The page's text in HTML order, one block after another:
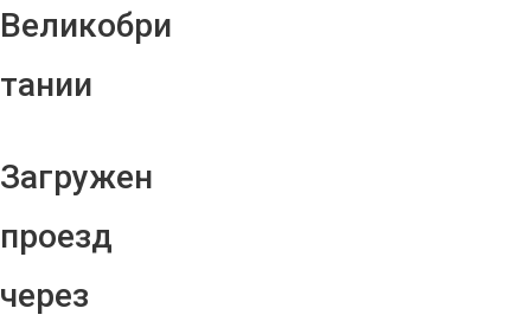
Великобри
тании
Загружен
проезд
через